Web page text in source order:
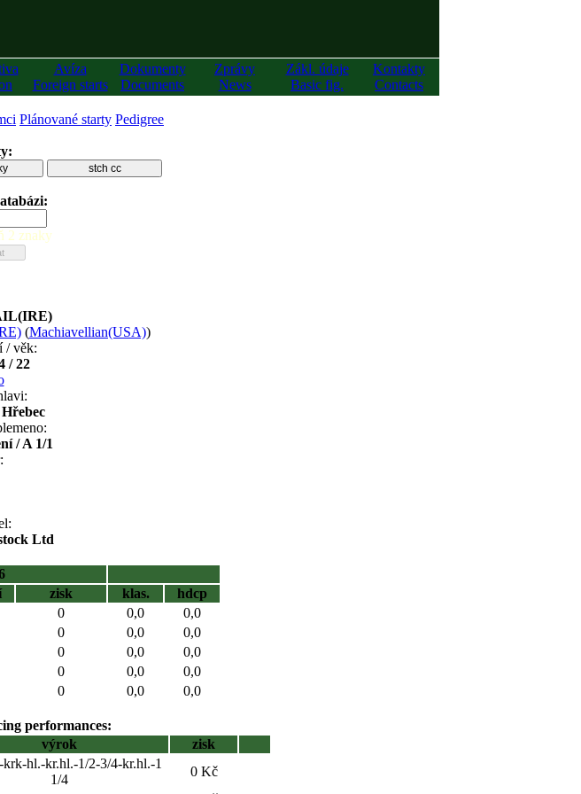
Avíza
Foreign starts
Dokumenty
Documents
Zprávy
News
Zákl. údaje
Basic fig.
Kontakty
Contacts
Plánované starty Pedigree
stch cc
2 znaky
(Machiavellian(USA))
/ věk:
/ 22
/ A 1/1
Ltd
zisk klas.
hdcp
0 0,0
0,0
0 0,0
0,0
0 0,0
0,0
0 0,0
0,0
0 0,0 0,0
performances:
výrok
zisk
hl.-kr.hl.-1/2-3/4-kr.hl.-1
1/4
0 Kč